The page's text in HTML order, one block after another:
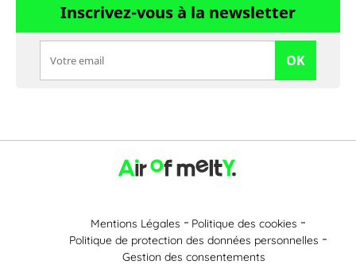
Inscrivez-vous à la newsletter
OK
Mentions Légales
Politique des cookies
Politique de protection des données personnelles
Gestion des consentements